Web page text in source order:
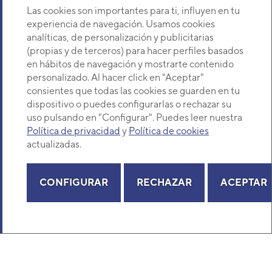
Las cookies son importantes para ti, influyen en tu
experiencia de navegación. Usamos cookies
analíticas, de personalización y publicitarias
(propias y de terceros) para hacer perfiles basados
en hábitos de navegación y mostrarte contenido
personalizado. Al hacer click en "Aceptar"
consientes que todas las cookies se guarden en tu
dispositivo o puedes configurarlas o rechazar su
uso pulsando en "Configurar". Puedes leer nuestra
Política de privacidad y Política de cookies
actualizadas.
CONFIGURAR RECHAZAR ACEPTAR
Potencia calorífica estancia 1
Potencia calorífica unidad 2
Potencia calorífica estancia 2
Potencia calorífica unidad 3
Potencia calorífica estancia 3
Potencia frigorífica exterior - kW
Potencia frigorífica exterior
Potencia calorífica exterior - kW
Potencia calorífica exterior
Cable de alimentación
Descubre Eurofred
Dónde Estamos
¿Buscas un servicio técnico?
Selecciona provincia
Provincia